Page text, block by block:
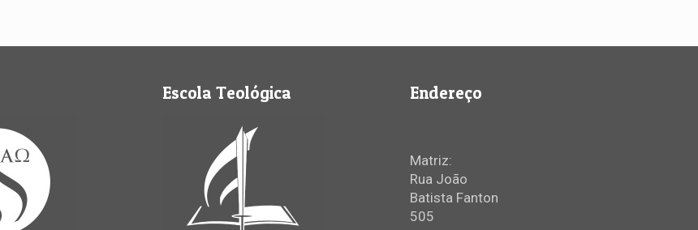
Escola Teológica Endereço
Matriz:
Rua João
Batista Fanton
505